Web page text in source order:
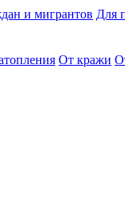
и мигрантов Для
От кражи